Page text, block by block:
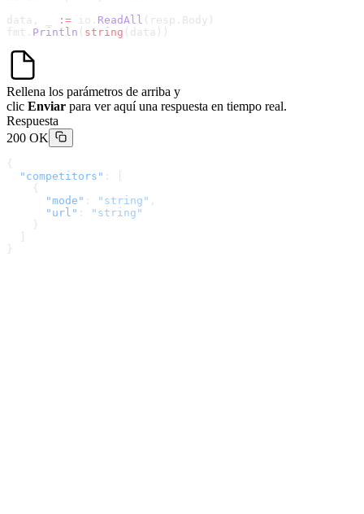
data, _
:= io. ReadAll (resp.Body)
fmt. Println ( string (data))
Rellena los parámetros de arriba y
clic Enviar para ver aquí una respuesta en tiempo real.
Respuesta
200 OK
{
  "competitors"
: [
    {
      "mode"
: "string" ,
      "url"
:
"string"
    }
}